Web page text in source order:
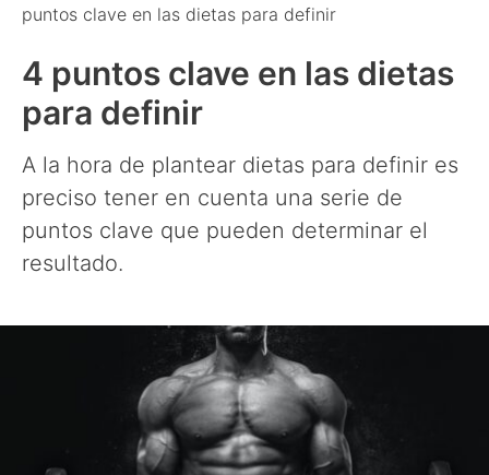
puntos clave en las dietas para definir
4 puntos clave en las dietas
para definir
A la hora de plantear dietas para definir es
preciso tener en cuenta una serie de
puntos clave que pueden determinar el
resultado.